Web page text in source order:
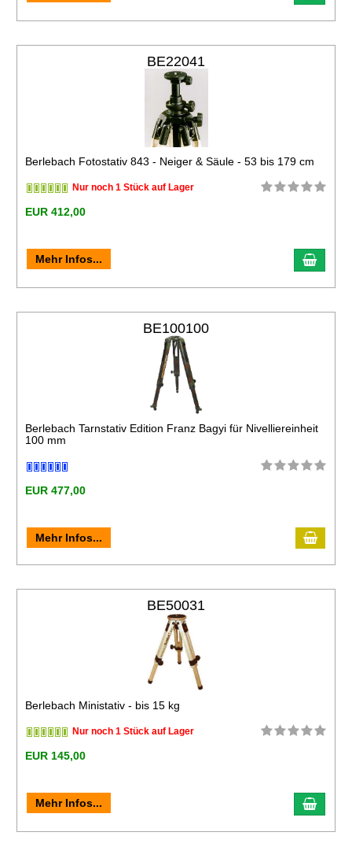
BE22041
Berlebach Fotostativ 843 - Neiger & Säule - 53 bis 179 cm
Nur noch 1 Stück auf Lager
EUR 412,00
Mehr Infos...
BE100100
Berlebach Tarnstativ Edition Franz Bagyi für Nivelliereinheit
100 mm
EUR 477,00
Mehr Infos...
BE50031
Berlebach Ministativ - bis 15 kg
Nur noch 1 Stück auf Lager
EUR 145,00
Mehr Infos...